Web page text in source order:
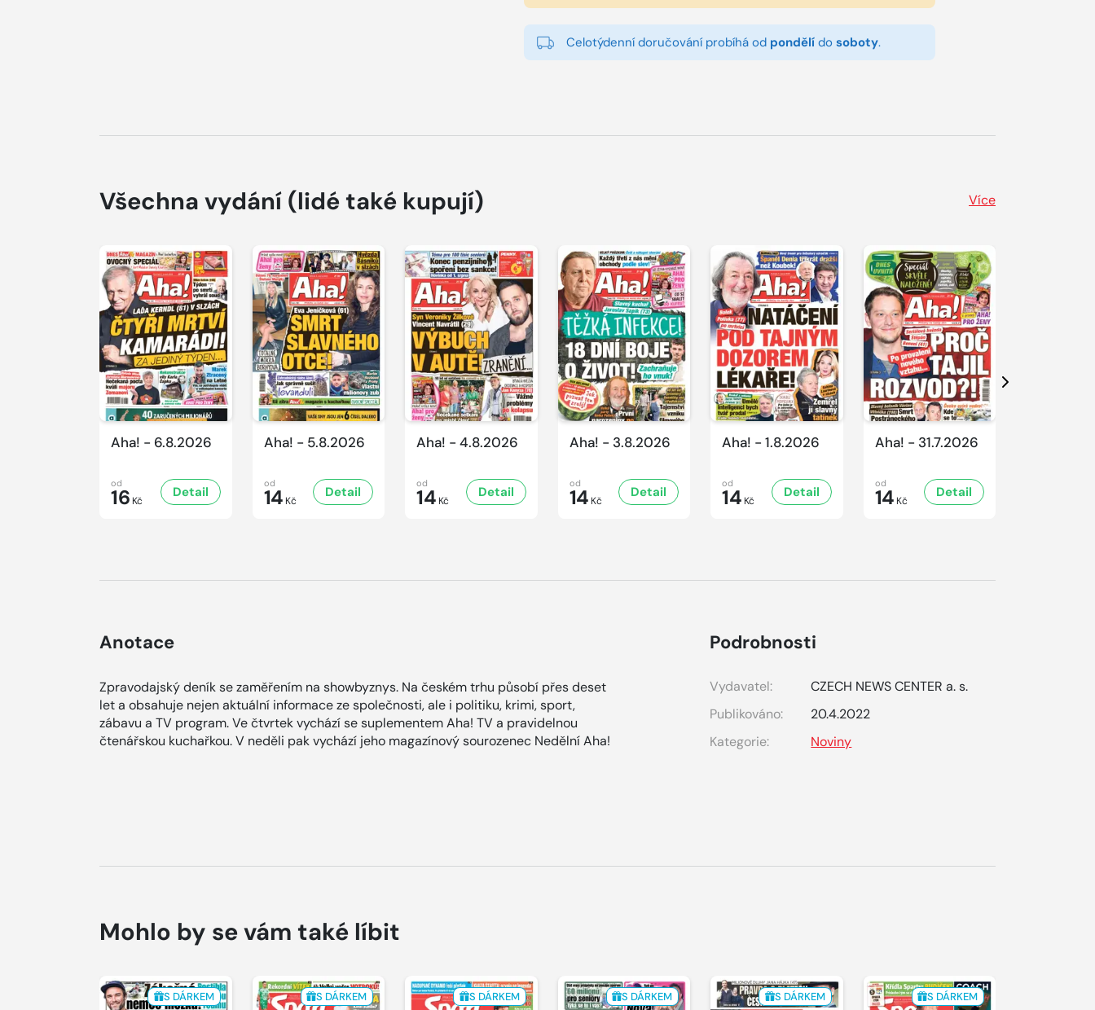
Celotýdenní doručování probíhá od pondělído soboty.
Všechna vydání (lidé také kupují) Více
Aha! - 6.8.2026
od
16 Kč
Detail
Aha! - 5.8.2026
od
14 Kč
Detail
Aha! - 4.8.2026
od
14 Kč
Detail
Aha! - 3.8.2026
od
14 Kč
Detail
Aha! - 1.8.2026
od
14 Kč
Detail
Aha! - 31.7.2026
od
14 Kč
Detail
Další
Anotace
Zpravodajský deník se zaměřením na showbyznys. Na českém trhu působí přes deset
let a obsahuje nejen aktuální informace ze společnosti, ale i politiku, krimi, sport,
zábavu a TV program. Ve čtvrtek vychází se suplementem Aha! TV a pravidelnou
čtenářskou kuchařkou. V neděli pak vychází jeho magazínový sourozenec Nedělní Aha!
Podrobnosti
Vydavatel:
CZECH NEWS CENTER a. s.
Publikováno:
20.4.2022
Kategorie:
Noviny
Mohlo by se vám také líbit
S DÁRKEM S DÁRKEM S DÁRKEM S DÁRKEM S DÁRKEM S DÁRKEM